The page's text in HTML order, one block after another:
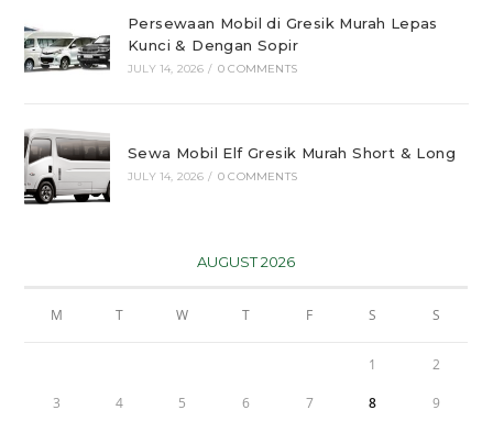
Persewaan Mobil di Gresik Murah Lepas
Kunci & Dengan Sopir
JULY 14, 2026 / 0 COMMENTS
Sewa Mobil Elf Gresik Murah Short & Long
JULY 14, 2026 / 0 COMMENTS
AUGUST 2026
M T W T F S S
1 2
3 4 5 6 7 8 9